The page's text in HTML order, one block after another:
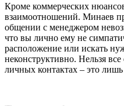
Кроме коммерческих
взаимоотношений. Минаев
общении с менеджером
что вы лично ему не
расположение или искать
неконструктивно. Нельзя
личных контактах – это